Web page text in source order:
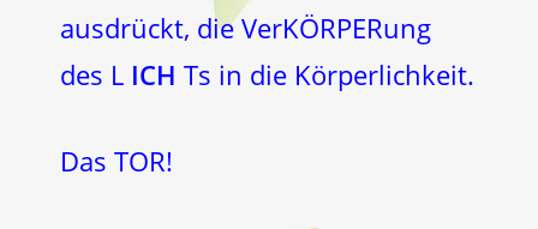
ausdrückt, die VerKÖRPERung
des L ICH Ts in die Körperlichkeit.
Das TOR!